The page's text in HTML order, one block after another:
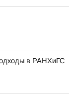
в РАНХиГС